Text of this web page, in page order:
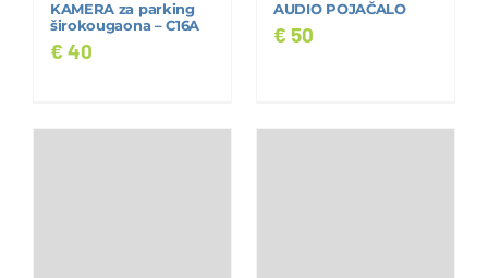
KAMERA za parking
širokougaona – C16A
€ 40
AUDIO POJAČALO
€ 50